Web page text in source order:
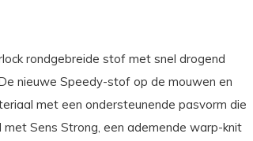
rondgebreide stof met snel drogend
nieuwe Speedy-stof op de mouwen en
met een ondersteunende pasvorm die
Sens Strong, een ademende warp-knit